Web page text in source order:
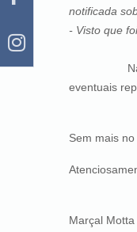
notificada
- Visto que
Na
eventuais
Sem mais no
Marçal